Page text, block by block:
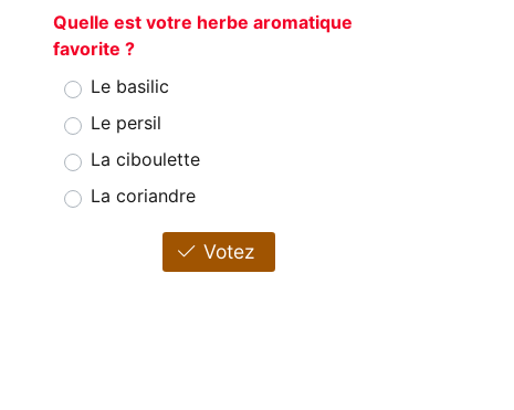
Quelle est votre herbe aromatique
favorite ?
Le basilic
Le persil
La ciboulette
La coriandre
Votez